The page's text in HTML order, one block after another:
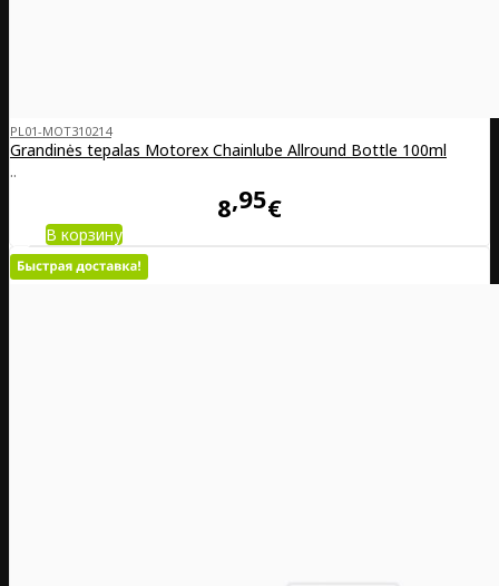
PL01-MOT310214
Grandinės tepalas Motorex Chainlube Allround Bottle 100ml
..
8 95€
В корзину